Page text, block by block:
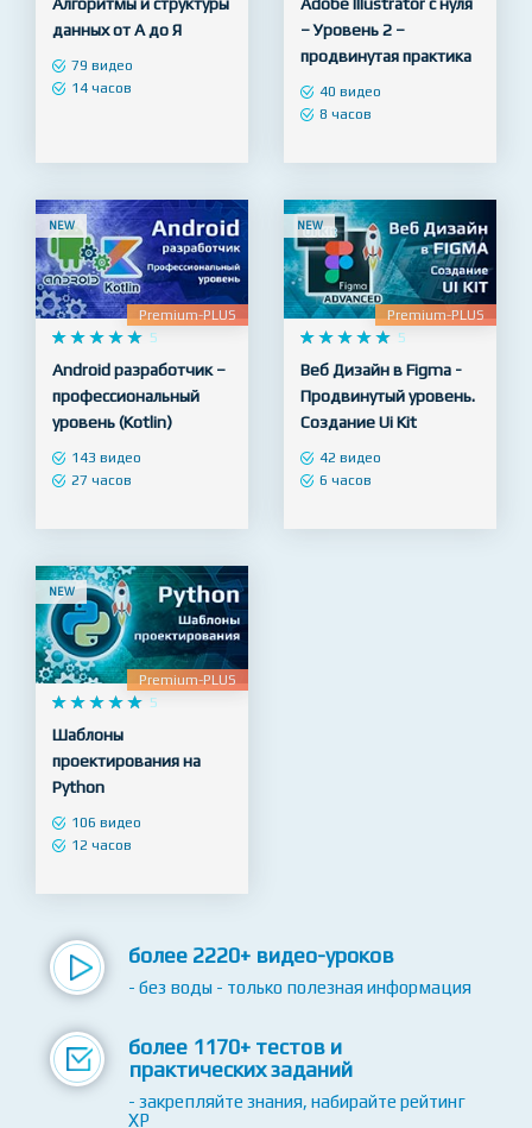
Premium-PLUS
    
     5
Алгоритмы и структуры
данных от А до Я
Premium
   
   
Adobe Illustrator с нуля
– Уровень 2 –
продвинутая практика
NEW
Premium-PLUS
    
     5
Android разработчик –
профессиональный
уровень (Kotlin)
NEW
Premium-PLUS
    
     5
Веб Дизайн в Figma -
Продвинутый уровень.
Создание Ui Kit
NEW
    
     5
Шаблоны
проектирования на
Python
- без воды - только полезная информация
более 1170+ тестов и